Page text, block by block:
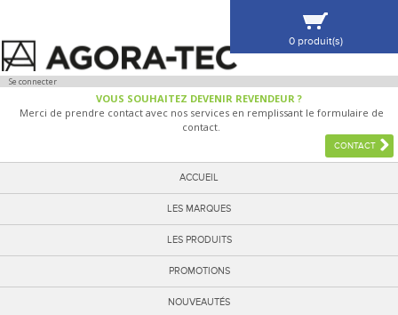
Se connecter
VOUS SOUHAITEZ DEVENIR REVENDEUR ?
Merci de prendre contact avec nos services en remplissant le formulaire de
contact.
CONTACT
ACCUEIL
LES MARQUES
LES PRODUITS
PROMOTIONS
NOUVEAUTÉS
0 produit(s)
VOIR MA SÉLECTION